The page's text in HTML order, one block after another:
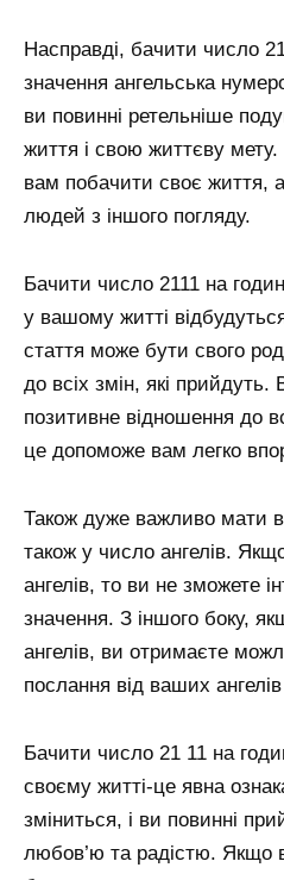
Насправді, бачити число
значення ангельська
ви повинні ретельніше
життя і свою життєву
вам побачити своє життя,
людей з іншого погляду.
Бачити число 2111 на
у вашому житті
стаття може бути свого
до всіх змін, які прийдуть.
позитивне відношення до
це допоможе вам легко
Також дуже важливо мати
також у число ангелів.
ангелів, то ви не зможете
значення. З іншого боку,
ангелів, ви отримаєте
послання від ваших
Бачити число 21 11 на
своєму житті-це явна
зміниться, і ви повинні
любов’ю та радістю. Якщо